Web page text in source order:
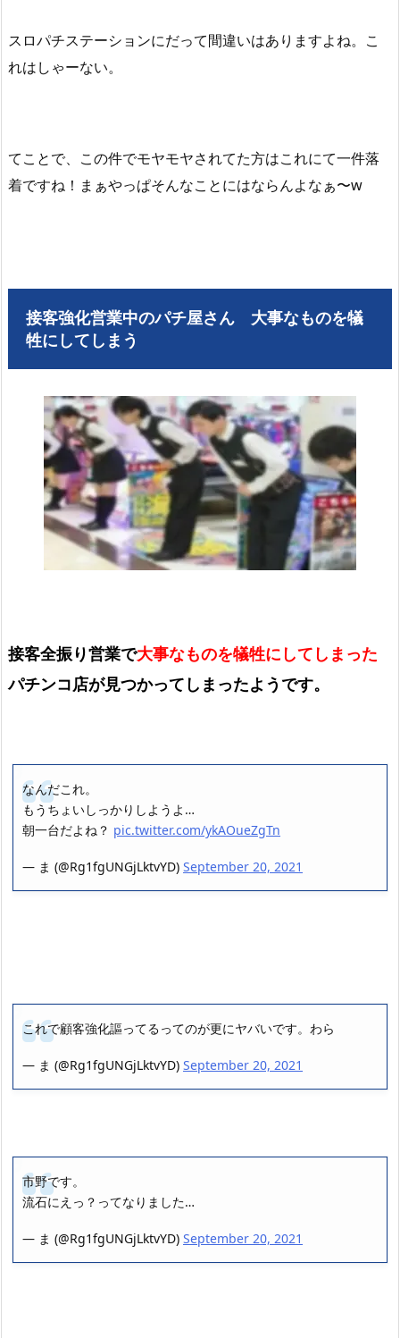
スロパチステーションにだって間違いはありますよね。こ
れはしゃーない。
てことで、この件でモヤモヤされてた方はこれにて一件落
着ですね！まぁやっぱそんなことにはならんよなぁ〜w
接客強化営業中のパチ屋さん 大事なものを犠
牲にしてしまう
接客全振り営業で大事なものを犠牲にしてしまった
パチンコ店が見つかってしまったようです。
なんだこれ。
もうちょいしっかりしようよ…
朝一台だよね？ pic.twitter.com/ykAOueZgTn
— ま (@Rg1fgUNGjLktvYD) September 20, 2021
これで顧客強化謳ってるってのが更にヤバいです。わら
— ま (@Rg1fgUNGjLktvYD) September 20, 2021
市野です。
流石にえっ？ってなりました…
— ま (@Rg1fgUNGjLktvYD) September 20, 2021